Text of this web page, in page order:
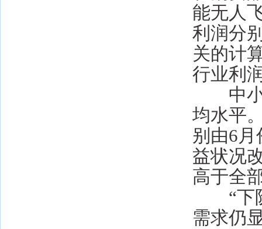
能无人
利润分
关的计
行业利
中小
均水平
别由6月
益状况
高于全
“下阶
需求仍